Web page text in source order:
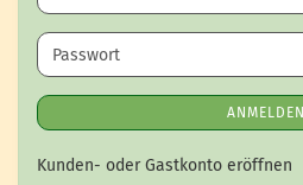
Passwort
ANMELDEN
Kunden- oder Gastkonto eröffnen